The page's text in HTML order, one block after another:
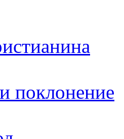
поклонение